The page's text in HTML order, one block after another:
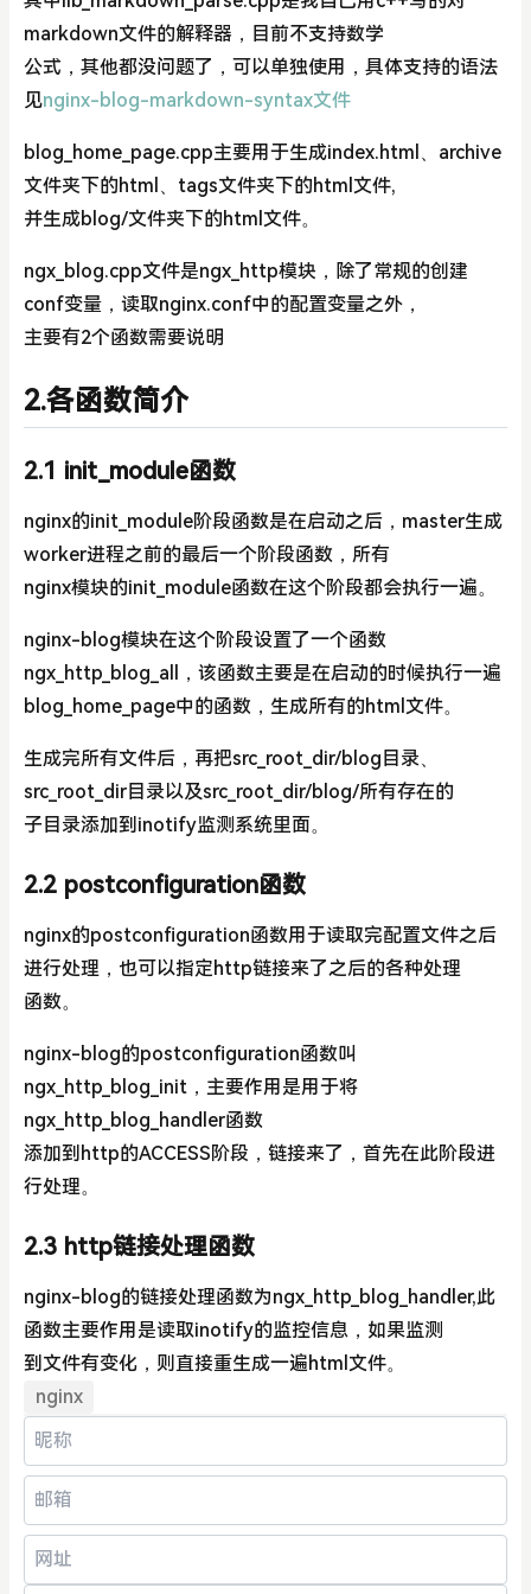
markdown文件的解释器，目前不支持数学
公式，其他都没问题了，可以单独使用，具体支持的语法
见nginx-blog-markdown-syntax文件
blog_home_page.cpp主要用于生成index.html、archive
文件夹下的html、tags文件夹下的html文件,
并生成blog/文件夹下的html文件。
ngx_blog.cpp文件是ngx_http模块，除了常规的创建
conf变量，读取nginx.conf中的配置变量之外，
主要有2个函数需要说明
2.各函数简介
2.1 init_module函数
nginx的init_module阶段函数是在启动之后，master生成
worker进程之前的最后一个阶段函数，所有
nginx模块的init_module函数在这个阶段都会执行一遍。
nginx-blog模块在这个阶段设置了一个函数
ngx_http_blog_all，该函数主要是在启动的时候执行一遍
blog_home_page中的函数，生成所有的html文件。
生成完所有文件后，再把src_root_dir/blog目录、
src_root_dir目录以及src_root_dir/blog/所有存在的
子目录添加到inotify监测系统里面。
2.2 postconfiguration函数
nginx的postconfiguration函数用于读取完配置文件之后
进行处理，也可以指定http链接来了之后的各种处理
函数。
nginx-blog的postconfiguration函数叫
ngx_http_blog_init，主要作用是用于将
ngx_http_blog_handler函数
添加到http的ACCESS阶段，链接来了，首先在此阶段进
行处理。
2.3 http链接处理函数
nginx-blog的链接处理函数为ngx_http_blog_handler,此
函数主要作用是读取inotify的监控信息，如果监测
到文件有变化，则直接重生成一遍html文件。
nginx